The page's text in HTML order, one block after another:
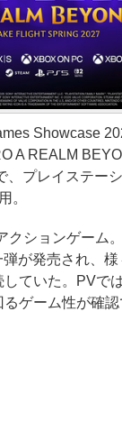
Showcase
A REALM
、プレイステー
。
ションゲーム
が発売され、
ていた。PVで
ゲーム性が確認